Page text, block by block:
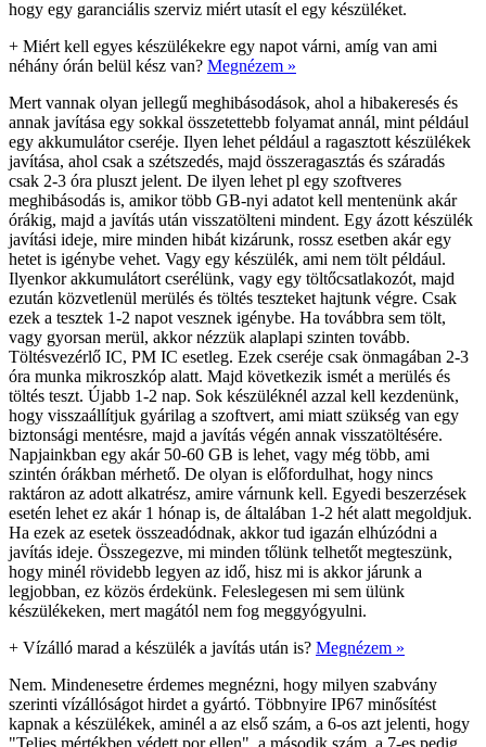
hogy egy garanciális szerviz miért utasít el egy készüléket.
+ Miért kell egyes készülékekre egy napot várni, amíg van ami
néhány órán belül kész van? Megnézem »
Mert vannak olyan jellegű meghibásodások, ahol a hibakeresés és
annak javítása egy sokkal összetettebb folyamat annál, mint például
egy akkumulátor cseréje. Ilyen lehet például a ragasztott készülékek
javítása, ahol csak a szétszedés, majd összeragasztás és száradás
csak 2-3 óra pluszt jelent. De ilyen lehet pl egy szoftveres
meghibásodás is, amikor több GB-nyi adatot kell mentenünk akár
órákig, majd a javítás után visszatölteni mindent. Egy ázott készülék
javítási ideje, mire minden hibát kizárunk, rossz esetben akár egy
hetet is igénybe vehet. Vagy egy készülék, ami nem tölt például.
Ilyenkor akkumulátort cserélünk, vagy egy töltőcsatlakozót, majd
ezután közvetlenül merülés és töltés teszteket hajtunk végre. Csak
ezek a tesztek 1-2 napot vesznek igénybe. Ha továbbra sem tölt,
vagy gyorsan merül, akkor nézzük alaplapi szinten tovább.
Töltésvezérlő IC, PM IC esetleg. Ezek cseréje csak önmagában 2-3
óra munka mikroszkóp alatt. Majd következik ismét a merülés és
töltés teszt. Újabb 1-2 nap. Sok készüléknél azzal kell kezdenünk,
hogy visszaállítjuk gyárilag a szoftvert, ami miatt szükség van egy
biztonsági mentésre, majd a javítás végén annak visszatöltésére.
Napjainkban egy akár 50-60 GB is lehet, vagy még több, ami
szintén órákban mérhető. De olyan is előfordulhat, hogy nincs
raktáron az adott alkatrész, amire várnunk kell. Egyedi beszerzések
esetén lehet ez akár 1 hónap is, de általában 1-2 hét alatt megoldjuk.
Ha ezek az esetek összeadódnak, akkor tud igazán elhúzódni a
javítás ideje. Összegezve, mi minden tőlünk telhetőt megteszünk,
hogy minél rövidebb legyen az idő, hisz mi is akkor járunk a
legjobban, ez közös érdekünk. Feleslegesen mi sem ülünk
készülékeken, mert magától nem fog meggyógyulni.
+ Vízálló marad a készülék a javítás után is? Megnézem »
Nem. Mindenesetre érdemes megnézni, hogy milyen szabvány
szerinti vízállóságot hirdet a gyártó. Többnyire IP67 minősítést
kapnak a készülékek, aminél a az első szám, a 6-os azt jelenti, hogy
"Teljes mértékben védett por ellen", a második szám, a 7-es pedig